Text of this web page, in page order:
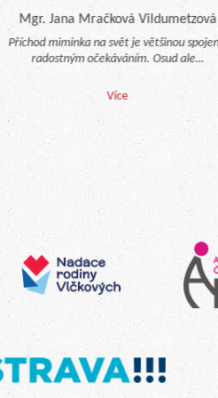
Mgr. Jana Mračková Vildumetzová
Příchod miminka na svět je většinou spojen s
radostným očekáváním. Osud ale…
Více